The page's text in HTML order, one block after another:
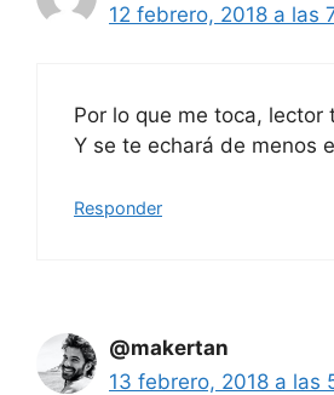
12 febrero, 2018 a las
Por lo que me toca,
Y se te echará de menos
Responder
@makertan
13 febrero, 2018 a las